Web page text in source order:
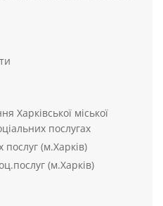
Харківської міської
послугах
послуг (м.Харків)
(м.Харків)